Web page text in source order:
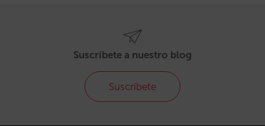
Suscríbete a nuestro blog
Suscríbete